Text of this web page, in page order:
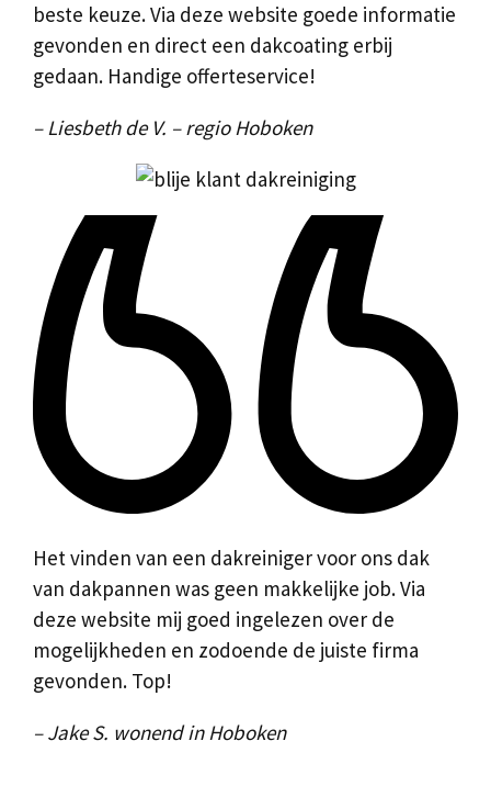
beste keuze. Via deze website goede informatie
gevonden en direct een dakcoating erbij
gedaan. Handige offerteservice!
– Liesbeth de V. – regio Hoboken
Het vinden van een dakreiniger voor ons dak
van dakpannen was geen makkelijke job. Via
deze website mij goed ingelezen over de
mogelijkheden en zodoende de juiste firma
gevonden. Top!
– Jake S. wonend in Hoboken